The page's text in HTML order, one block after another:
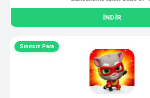
İNDIR
Sınırsız Para